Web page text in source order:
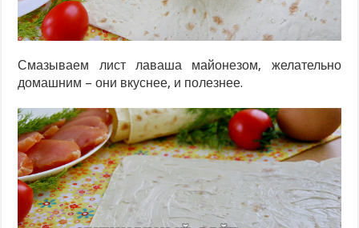
Смазываем лист лаваша майонезом, желательно
домашним – они вкуснее, и полезнее.